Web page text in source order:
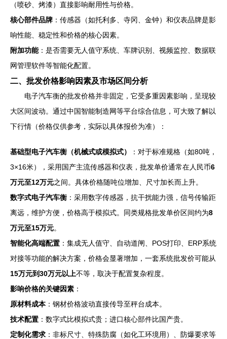
（喷砂、烤漆）直接影响耐用性与价格。
核心部件品牌 ：传感器（如托利多、寺冈、金钟）和仪表品牌是影
响性能、稳定性和价格的核心因素。
附加功能：是否需要无人值守系统、车牌识别、视频监控、数据联
网管理软件等智能化配置。
二、批发价格影响因素及市场区间分析
电子汽车衡的批发价格并非固定，它受多重因素影响，呈现较
大区间波动。通过中国智能制造网等平台综合信息，可大致了解以
下行情（价格仅供参考，实际以具体报价为准）：
基础型电子汽车衡（机械式或模拟式）
：对于标准规格（如80吨，
3×16米），采用国产主流传感器和仪表，批发单价通常在人民币6
万元至12万元之间。具体价格随吨位增加、尺寸加长而上升。
数字式电子汽车衡 ：采用数字传感器，抗干扰能力强，信号传输距
离远，维护方便，价格高于模拟式。同类规格批发单价区间约为8
万元至15万元。
智能化高端配置 ：集成无人值守、自动道闸、POS打印、ERP系统
对接等功能的解决方案，价格会显著增加，一套系统批发价可能从
15万元到30万元以上不等，取决于配置复杂程度。
影响价格的关键因素 ：
原材料成本：钢材价格波动直接传导至秤台成本。
技术配置 ：数字式比模拟式贵；进口核心部件比国产贵。
定制化需求 ：非标尺寸、特殊防腐（如化工环境用）、防爆要求等